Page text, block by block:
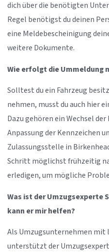
dich über die benötigten
Regel benötigst du deinen
eine Meldebescheinigung
weitere Dokumente.
Wie erfolgt die Ummeldung
Solltest du ein Fahrzeug
nehmen, musst du auch hier
Dazu gehören ein Wechsel
Anpassung der Kennzeichen
Zulassungsstelle in
Schritt möglichst frühzeitig
erledigen, um mögliche
Was ist der Umzugsexperte
kann er mir helfen?
Als Umzugsunternehmen mit
unterstützt der